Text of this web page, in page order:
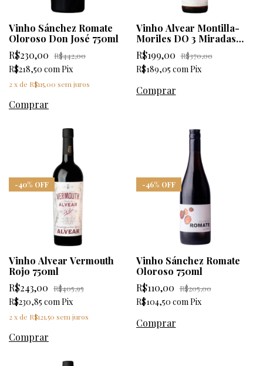
Vinho Sánchez Romate
Oloroso Don José 750ml
R$230,00 R$442,00
R$218,50 com Pix
2 xde R$115,00 sem juros
Vinho Alvear Montilla-
Moriles DO 3 Miradas
Benavente 2020 750ml
R$199,00 R$370,00
R$189,05 com Pix
-40% OFF
Vinho Alvear Vermouth
Rojo 750ml
R$243,00 R$405,95
R$230,85 comPix
2 xde R$121,50 sem juros
-46% OFF
Vinho Sánchez Romate
Oloroso 750ml
R$110,00 R$205,00
R$104,50 comPix